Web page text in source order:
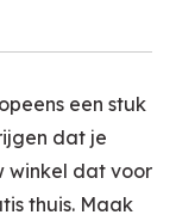
een stuk
dat je
winkel dat voor
thuis. Maak